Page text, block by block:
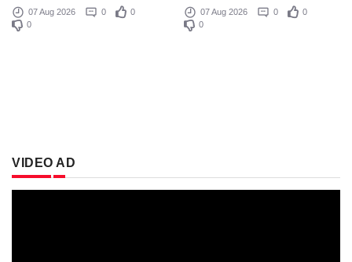
07 Aug 2026 0
0
0
07 Aug 2026 0
0
0
VIDEO AD